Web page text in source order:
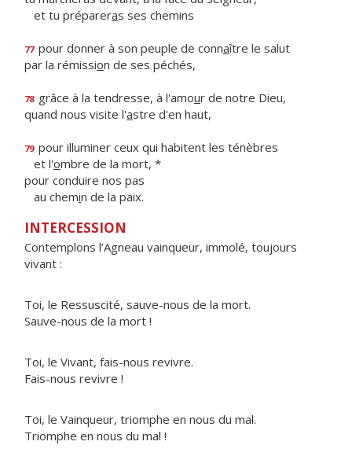
et tu prépareras ses chemins
77 pour donner à son peuple de connaître le salut
par la rémission de ses péchés,
78 grâce à la tendresse, à l'amour de notre Dieu,
quand nous visite l'astre d'en haut,
79 pour illuminer ceux qui habitent les ténèbres
et l'ombre de la mort, *
pour conduire nos pas
au chemin de la paix.
INTERCESSION
Contemplons l’Agneau vainqueur, immolé, toujours
vivant :
Toi, le Ressuscité, sauve-nous de la mort.
Sauve-nous de la mort !
Toi, le Vivant, fais-nous revivre.
Fais-nous revivre !
Toi, le Vainqueur, triomphe en nous du mal.
Triomphe en nous du mal !